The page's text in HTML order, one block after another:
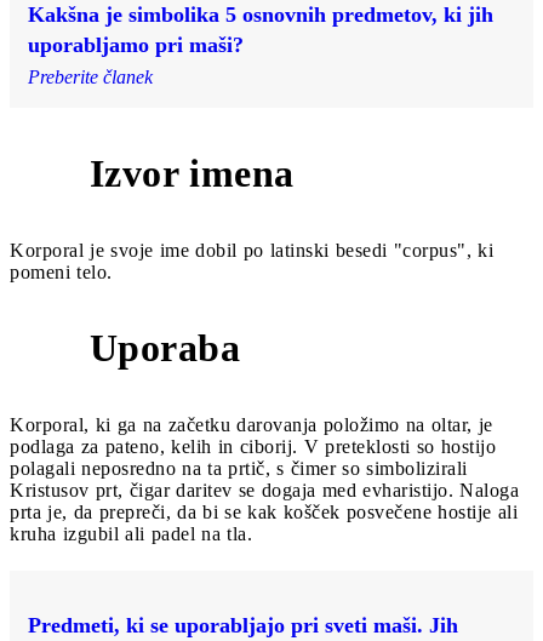
Kakšna je simbolika 5 osnovnih predmetov, ki jih
uporabljamo pri maši?
Preberite članek
Izvor imena
Korporal je svoje ime dobil po latinski besedi "corpus", ki
pomeni telo.
Uporaba
Korporal, ki ga na začetku darovanja položimo na oltar, je
podlaga za pateno, kelih in ciborij. V preteklosti so hostijo
polagali neposredno na ta prtič, s čimer so simbolizirali
Kristusov prt, čigar daritev se dogaja med evharistijo. Naloga
prta je, da prepreči, da bi se kak košček posvečene hostije ali
kruha izgubil ali padel na tla.
Predmeti, ki se uporabljajo pri sveti maši. Jih